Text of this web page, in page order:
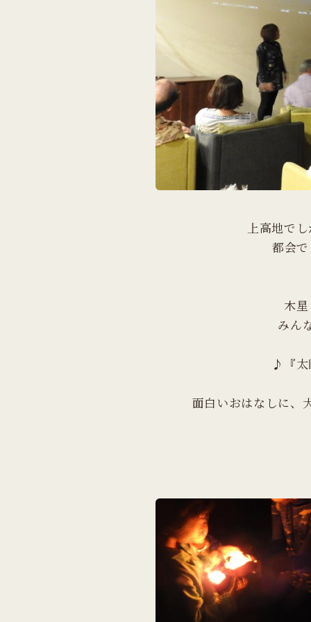
上高地で
都会
木
みん
♪『太
面白いおはなしに、